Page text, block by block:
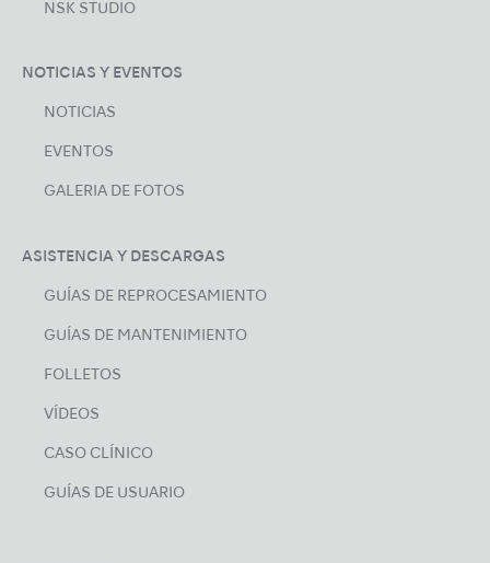
NSK STUDIO
NOTICIAS Y EVENTOS
NOTICIAS
EVENTOS
GALERIA DE FOTOS
ASISTENCIA Y DESCARGAS
GUÍAS DE REPROCESAMIENTO
GUÍAS DE MANTENIMIENTO
FOLLETOS
VÍDEOS
CASO CLÍNICO
GUÍAS DE USUARIO